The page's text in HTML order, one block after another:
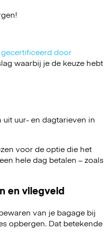
gecertificeerd door
waarbij je de keuze hebt
uur- en dagtarieven in
voor de optie die het
hele dag betalen – zoals
en vliegveld
van je bagage bij
opbergen. Dat betekende